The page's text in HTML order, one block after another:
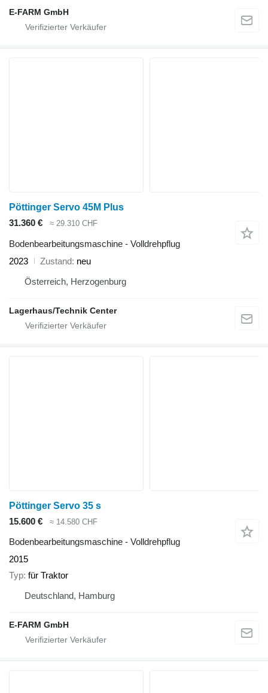
E-FARM GmbH
Pöttinger Servo 45M Plus
31.360 €
≈ 29.310 CHF
Bodenbearbeitungsmaschine - Volldrehpflug
2023
Zustand neu
Österreich, Herzogenburg
Lagerhaus/Technik Center
Pöttinger Servo 35 s
15.600 €
≈ 14.580 CHF
Bodenbearbeitungsmaschine - Volldrehpflug
2015
Typ für Traktor
Deutschland, Hamburg
E-FARM GmbH